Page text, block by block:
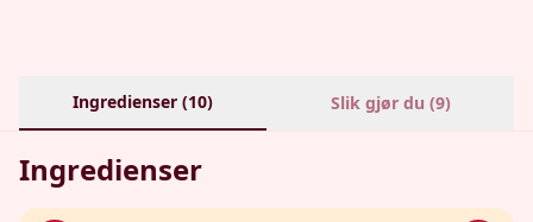
Ingredienser (10) Slik gjør du (9)
Ingredienser